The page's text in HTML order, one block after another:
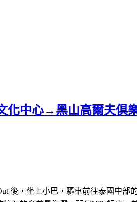
化中心→黑山高爾夫
後，坐上小巴，驅車前往泰國中